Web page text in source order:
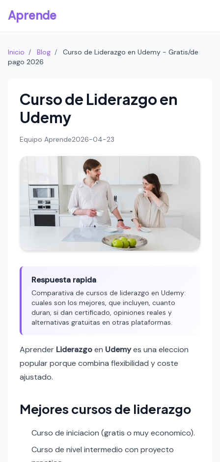
Aprende
Inicio / Blog /
Curso de Liderazgo en Udemy - Gratis/de
pago 2026
Curso de Liderazgo en
Udemy
Equipo Aprende2026-04-23
Respuesta rapida
Comparativa de cursos de liderazgo en Udemy:
cuales son los mejores, que incluyen, cuanto
duran, si dan certificado, opiniones reales y
alternativas gratuitas en otras plataformas.
Aprender Liderazgoen Udemyes una eleccion
popular porque combina flexibilidad y coste
ajustado.
Mejores cursos de liderazgo
Curso de iniciacion (gratis o muy economico).
Curso de nivel intermedio con proyecto